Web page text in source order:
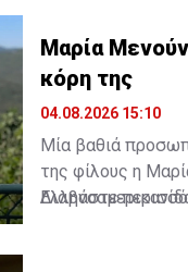
Μαρία
κόρη της
04.08.2026 15:10
Μία βαθιά
της φίλους η
Διαβάστε